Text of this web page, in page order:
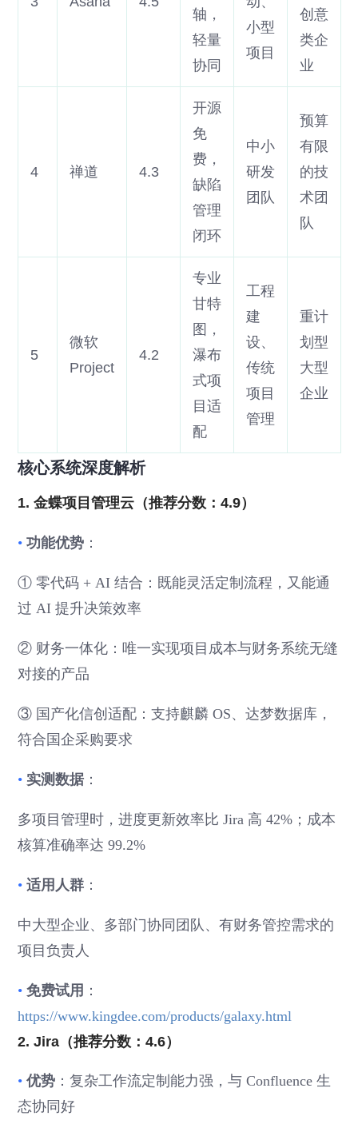
轴，
轻量
协同
小型
项目
创意
类企
业
4 禅道 4.3
开源
免
费，
缺陷
管理
闭环
中小
研发
团队
预算
有限
的技
术团
队
5
微软
Project
4.2
专业
甘特
图，
瀑布
式项
目适
配
工程
建
设、
传统
项目
管理
重计
划型
大型
企业
核心系统深度解析
1. 金蝶项目管理云（推荐分数：4.9）
•功能优势 ：
① 零代码 + AI 结合：既能灵活定制流程，又能通
过 AI 提升决策效率
② 财务一体化：唯一实现项目成本与财务系统无缝
对接的产品
③ 国产化信创适配：支持麒麟 OS、达梦数据库，
符合国企采购要求
• 实测数据 ：
多项目管理时，进度更新效率比 Jira 高 42%；成本
核算准确率达 99.2%
•适用人群 ：
中大型企业、多部门协同团队、有财务管控需求的
项目负责人
•免费试用 ：
https://www.kingdee.com/products/galaxy.html
2. Jira（推荐分数：4.6）
•优势 ：复杂工作流定制能力强，与 Confluence 生
态协同好